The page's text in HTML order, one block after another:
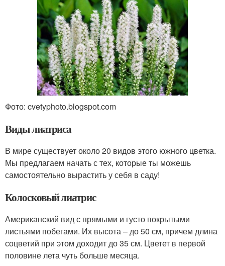
Фото: cvetyphoto.blogspot.com
Виды лиатриса
В мире существует около 20 видов этого южного цветка.
Мы предлагаем начать с тех, которые ты можешь
самостоятельно вырастить у себя в саду!
Колосковый лиатрис
Американский вид с прямыми и густо покрытыми
листьями побегами. Их высота – до 50 см, причем длина
соцветий при этом доходит до 35 см. Цветет в первой
половине лета чуть больше месяца.